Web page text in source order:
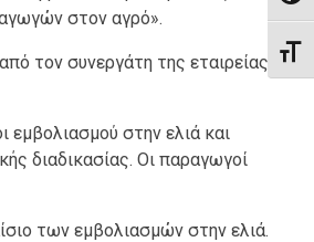
στον αγρό».
τον συνεργάτη της εταιρείας
εμβολιασμού στην ελιά και
διαδικασίας. Οι παραγωγοί
των εμβολιασμών στην ελιά.